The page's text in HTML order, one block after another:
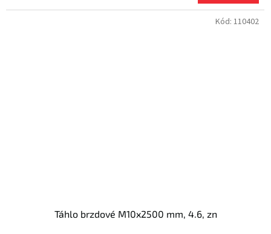
Táhlo brzdové M10x2500 mm, 4.6, zn
Kód: 110402